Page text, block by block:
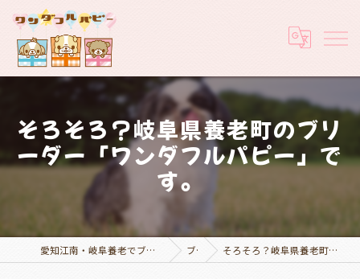
そろそろ？岐阜県養老町のブリ
ーダー「ワンダフルパピー」で
す。
愛知江南・岐阜養老でブリーダーなら実績豊富なワンダフルパピー ブログ そろそろ？岐阜県養老町のブリーダー「ワンダフルパピー」です。